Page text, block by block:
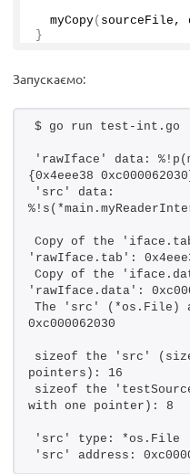
myCopy( sourceFile,
}
Запускаємо:
$ go run test-int.go
'rawIface' data:
{0x4eee38
'src' data:
Copy of the
'rawIface.tab':
Copy of the
'rawIface.data':
The 'src' (*os.File)
0xc000062030
sizeof the 'src'
pointers): 16
sizeof the
with one pointer): 8
'src' type: *os.File
'src' address: